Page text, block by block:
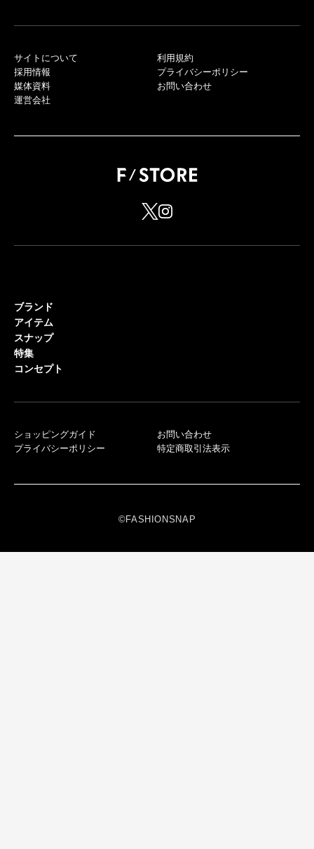
サイトについて
採用情報
媒体資料
運営会社
利用規約
プライバシーポリシー
お問い合わせ
ブランド
アイテム
スナップ
特集
コンセプト
ショッピングガイド
プライバシーポリシー
お問い合わせ
特定商取引法表示
©FASHIONSNAP